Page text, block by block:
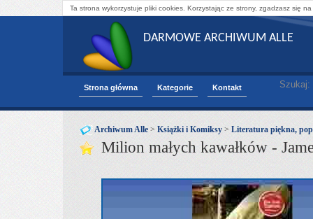
Ta strona wykorzystuje pliki cookies. Korzystając ze strony, zgadzasz się
DARMOWE ARCHIWUM ALLE
Strona główna Kategorie Kontakt Szukaj:
Archiwum Alle > Książki i Komiksy > Literatura piękna,
Milion małych kawałków -